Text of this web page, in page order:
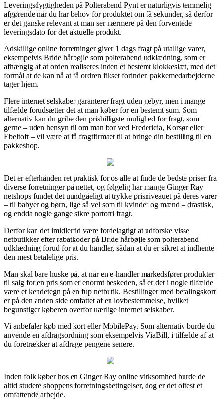
Leveringsdygtigheden på Polterabend Pynt er naturligvis temmelig
afgørende når du har behov for produktet om få sekunder, så derfor
er det ganske relevant at man ser nærmere på den forventede
leveringsdato for det aktuelle produkt.
Adskillige online forretninger giver 1 dags fragt på utallige varer,
eksempelvis Bride hårbøjle som polterabend udklædning, som er
afhængig af at orden realiseres inden et bestemt klokkeslæt, med det
formål at de kan nå at få ordren fikset forinden pakkemedarbejderne
tager hjem.
Flere internet selskaber garanterer fragt uden gebyr, men i mange
tilfælde forudsætter det at man køber for en bestemt sum. Som
alternativ kan du gribe den prisbilligste mulighed for fragt, som
gerne – uden hensyn til om man bor ved Fredericia, Korsør eller
Ebeltoft – vil være at få fragtfirmaet til at bringe din bestilling til en
pakkeshop.
Det er efterhånden ret praktisk for os alle at finde de bedste priser fra
diverse forretninger på nettet, og følgelig har mange Ginger Ray
netshops fundet det uundgåeligt at trykke prisniveauet på deres varer
– til babyer og børn, lige så vel som til kvinder og mænd – drastisk,
og endda nogle gange sikre portofri fragt.
Derfor kan det imidlertid være fordelagtigt at udforske visse
netbutikker efter rabatkoder på Bride hårbøjle som polterabend
udklædning forud for at du handler, sådan at du er sikret at indhente
den mest betalelige pris.
Man skal bare huske på, at når en e-handler markedsfører produkter
til salg for en pris som er enormt beskeden, så er det i nogle tilfælde
være et kendetegn på en fup netbutik. Bestillinger med betalingskort
er på den anden side omfattet af en lovbestemmelse, hvilket
begunstiger køberen overfor uærlige internet selskaber.
Vi anbefaler køb med kort eller MobilePay. Som alternativ burde du
anvende en afdragsordning som eksempelvis ViaBill, i tilfælde af at
du foretrækker at afdrage pengene senere.
Inden folk køber hos en Ginger Ray online virksomhed burde de
altid studere shoppens forretningsbetingelser, dog er det oftest et
omfattende arbejde.